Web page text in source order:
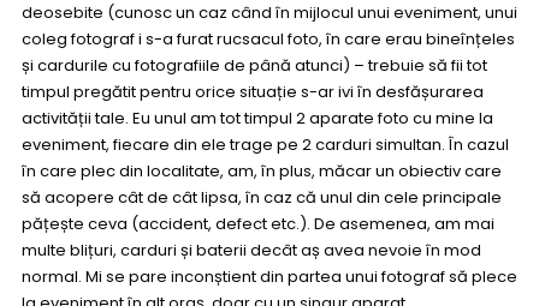
deosebite (cunosc un caz când în mijlocul unui eveniment, unui
coleg fotograf i s-a furat rucsacul foto, în care erau bineînțeles
și cardurile cu fotografiile de până atunci) – trebuie să fii tot
timpul pregătit pentru orice situație s-ar ivi în desfășurarea
activității tale. Eu unul am tot timpul 2 aparate foto cu mine la
eveniment, fiecare din ele trage pe 2 carduri simultan. În cazul
în care plec din localitate, am, în plus, măcar un obiectiv care
să acopere cât de cât lipsa, în caz că unul din cele principale
pățește ceva (accident, defect etc.). De asemenea, am mai
multe blițuri, carduri și baterii decât aș avea nevoie în mod
normal. Mi se pare inconștient din partea unui fotograf să plece